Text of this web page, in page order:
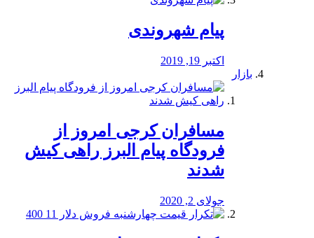
پیام شهروندی
اکتبر 19, 2019
بازار
مسافران کرجی امروز از
فرودگاه پیام البرز راهی کیش
شدند
جولای 2, 2020